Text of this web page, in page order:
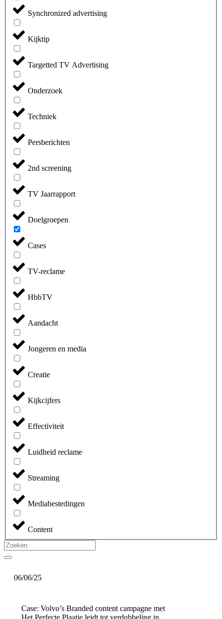
Synchronized advertising
Kijktip
Targetted TV Advertising
Onderzoek
Techniek
Persberichten
2nd screening
TV Jaarrapport
Doelgroepen
Cases
TV-reclame
HbbTV
Aandacht
Jongeren en media
Creatie
Kijkcijfers
Effectiviteit
Luidheid reclame
Streaming
Mediabestedingen
Content
06/06/25
Case: Volvo’s Branded content campagne met